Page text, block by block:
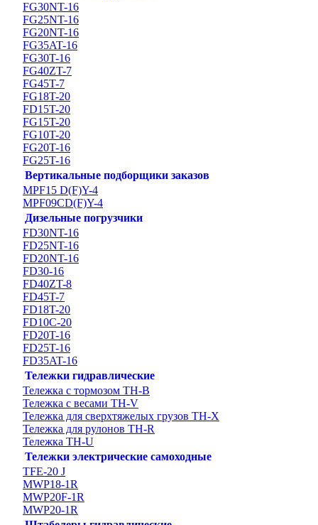
FG30NT-16
FG25NT-16
FG20NT-16
FG35AT-16
FG30T-16
FG40ZT-7
FG45T-7
FG18T-20
FD15T-20
FG15T-20
FG10T-20
FG20T-16
FG25T-16
Вертикальные подборщики заказов
MPF15 D(F)Y-4
MPF09CD(F)Y-4
Дизельные погрузчики
FD30NT-16
FD25NT-16
FD20NT-16
FD30-16
FD40ZT-8
FD45T-7
FD18T-20
FD10C-20
FD20T-16
FD25T-16
FD35AT-16
Тележки гидравлические
Тележка с тормозом TH-B
Тележка с весами TH-V
Тележка для сверхтяжелых грузов TH-X
Тележка для рулонов TH-R
Тележка TH-U
Тележки электрические самоходные
TFE-20 J
MWP18-1R
MWP20F-1R
MWP20-1R